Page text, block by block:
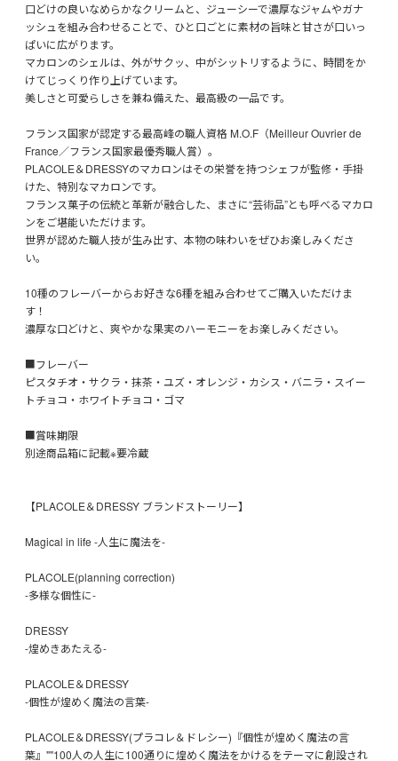
口どけの良いなめらかなクリームと、ジューシーで濃厚なジャムやガナ
ッシュを組み合わせることで、ひと口ごとに素材の旨味と甘さが口いっ
ぱいに広がります。
マカロンのシェルは、外がサクッ、中がシットリするように、時間をか
けてじっくり作り上げています。
美しさと可愛らしさを兼ね備えた、最高級の一品です。
フランス国家が認定する最高峰の職人資格 M.O.F（Meilleur Ouvrier de
France／フランス国家最優秀職人賞）。
PLACOLE＆DRESSYのマカロンはその栄誉を持つシェフが監修・手掛
けた、特別なマカロンです。
フランス菓子の伝統と革新が融合した、まさに“芸術品”とも呼べるマカロ
ンをご堪能いただけます。
世界が認めた職人技が生み出す、本物の味わいをぜひお楽しみくださ
い。
10種のフレーバーからお好きな6種を組み合わせてご購入いただけま
す！
濃厚な口どけと、爽やかな果実のハーモニーをお楽しみください。
■フレーバー
ピスタチオ・サクラ・抹茶・ユズ・オレンジ・カシス・バニラ・スイー
トチョコ・ホワイトチョコ・ゴマ
■賞味期限
別途商品箱に記載※要冷蔵
【PLACOLE＆DRESSY ブランドストーリー】
Magical in life -人生に魔法を-
PLACOLE(planning correction)
-多様な個性に-
DRESSY
-煌めきあたえる-
PLACOLE＆DRESSY
-個性が煌めく魔法の言葉-
PLACOLE＆DRESSY(プラコレ＆ドレシー)『個性が煌めく魔法の言
葉』""100人の人生に100通りに煌めく魔法をかけるをテーマに創設され